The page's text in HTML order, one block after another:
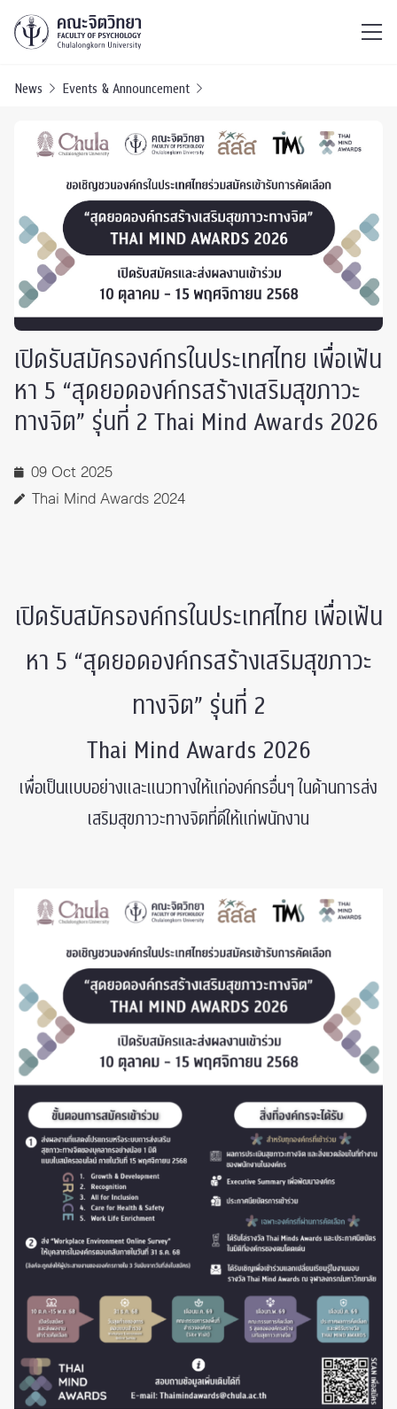
News Events & Announcement
เปิดรับสมัครองค์กรในประเทศไทย เพื่อเฟ้น
หา 5 “สุดยอดองค์กรสร้างเสริมสุขภาวะ
ทางจิต” รุ่นที่ 2 Thai Mind Awards 2026
09 Oct 2025
Thai Mind Awards 2024
เปิดรับสมัครองค์กรในประเทศไทย เพื่อเฟ้น
หา 5 “สุดยอดองค์กรสร้างเสริมสุขภาวะ
ทางจิต” รุ่นที่ 2
Thai Mind Awards 2026
เพื่อเป็นแบบอย่างและแนวทางให้แก่องค์กรอื่นๆ ในด้านการส่ง
เสริมสุขภาวะทางจิตที่ดีให้แก่พนักงาน